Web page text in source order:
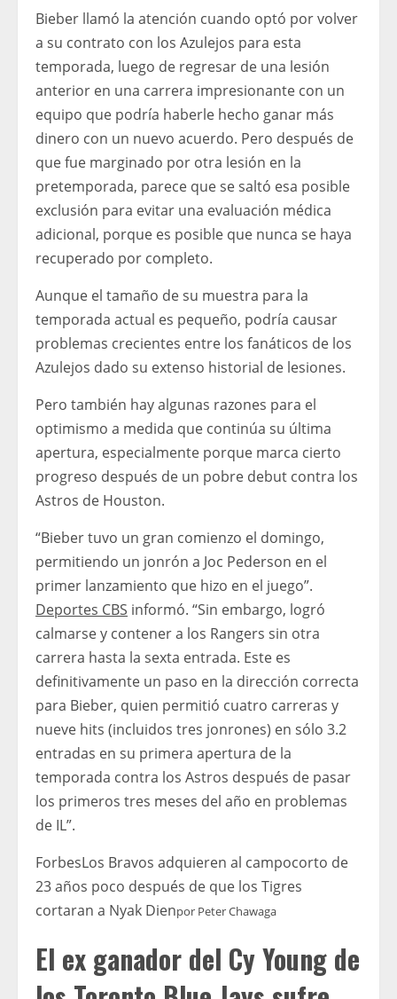
Bieber llamó la atención cuando optó por volver
a su contrato con los Azulejos para esta
temporada, luego de regresar de una lesión
anterior en una carrera impresionante con un
equipo que podría haberle hecho ganar más
dinero con un nuevo acuerdo. Pero después de
que fue marginado por otra lesión en la
pretemporada, parece que se saltó esa posible
exclusión para evitar una evaluación médica
adicional, porque es posible que nunca se haya
recuperado por completo.
Aunque el tamaño de su muestra para la
temporada actual es pequeño, podría causar
problemas crecientes entre los fanáticos de los
Azulejos dado su extenso historial de lesiones.
Pero también hay algunas razones para el
optimismo a medida que continúa su última
apertura, especialmente porque marca cierto
progreso después de un pobre debut contra los
Astros de Houston.
“Bieber tuvo un gran comienzo el domingo,
permitiendo un jonrón a Joc Pederson en el
primer lanzamiento que hizo en el juego”.
Deportes CBS informó. “Sin embargo, logró
calmarse y contener a los Rangers sin otra
carrera hasta la sexta entrada. Este es
definitivamente un paso en la dirección correcta
para Bieber, quien permitió cuatro carreras y
nueve hits (incluidos tres jonrones) en sólo 3.2
entradas en su primera apertura de la
temporada contra los Astros después de pasar
los primeros tres meses del año en problemas
de IL”.
ForbesLos Bravos adquieren al campocorto de
23 años poco después de que los Tigres
cortaran a Nyak Dienpor Peter Chawaga
El ex ganador del Cy Young de